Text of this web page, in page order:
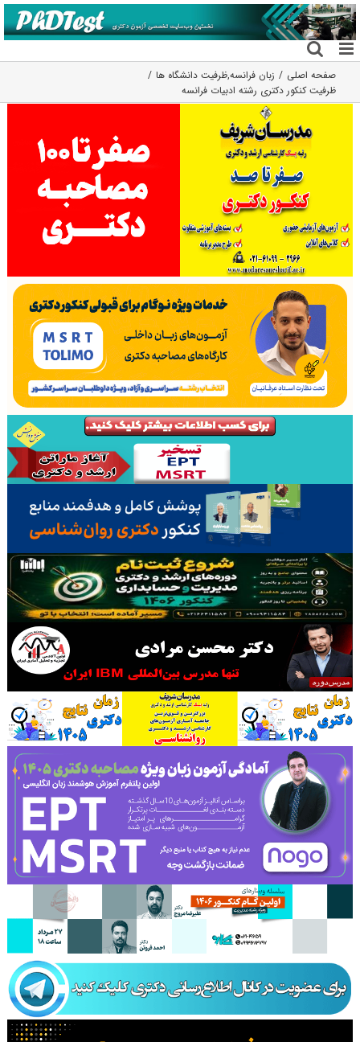
رفتن
به
محتوا
صفحه اصلی زبان فرانسه,ظرفیت دانشگاه ها
ظرفیت کنکور دکتری رشته ادبیات فراﻧﺴﻪ